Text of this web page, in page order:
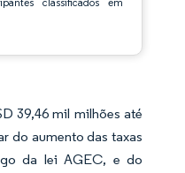
39,46 mil milhões até
do aumento das taxas
da lei AGEC, e do